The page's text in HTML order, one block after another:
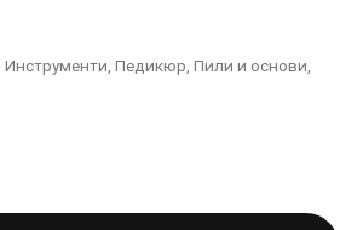
Инструменти Педикюр Пили и основи